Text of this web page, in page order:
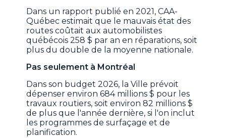
Dans un rapport publié en 2021, CAA-
Québec estimait que le mauvais état des
routes coûtait aux automobilistes
québécois 258 $ par an en réparations, soit
plus du double de la moyenne nationale.
Pas seulement à Montréal
Dans son budget 2026, la Ville prévoit
dépenser environ 684 millions $ pour les
travaux routiers, soit environ 82 millions $
de plus que l'année dernière, si l'on inclut
les programmes de surfaçage et de
planification.